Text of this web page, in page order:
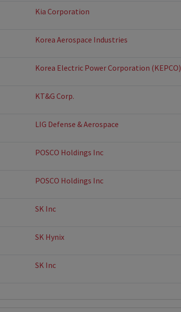
Kia Corporation
Korea Aerospace Industries
Korea Electric Power Corporation (KEPCO)
KT&G Corp.
LIG Defense & Aerospace
POSCO Holdings Inc
POSCO Holdings Inc
SK Inc
SK Hynix
SK Inc